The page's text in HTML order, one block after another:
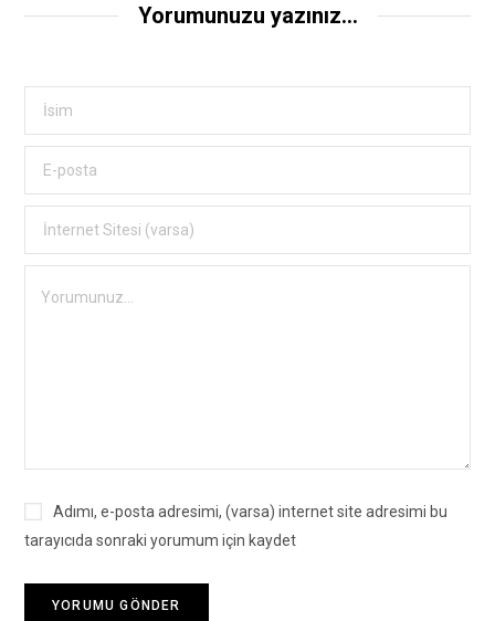
Yorumunuzu yazınız...
Adımı, e-posta adresimi, (varsa) internet site adresimi bu
tarayıcıda sonraki yorumum için kaydet